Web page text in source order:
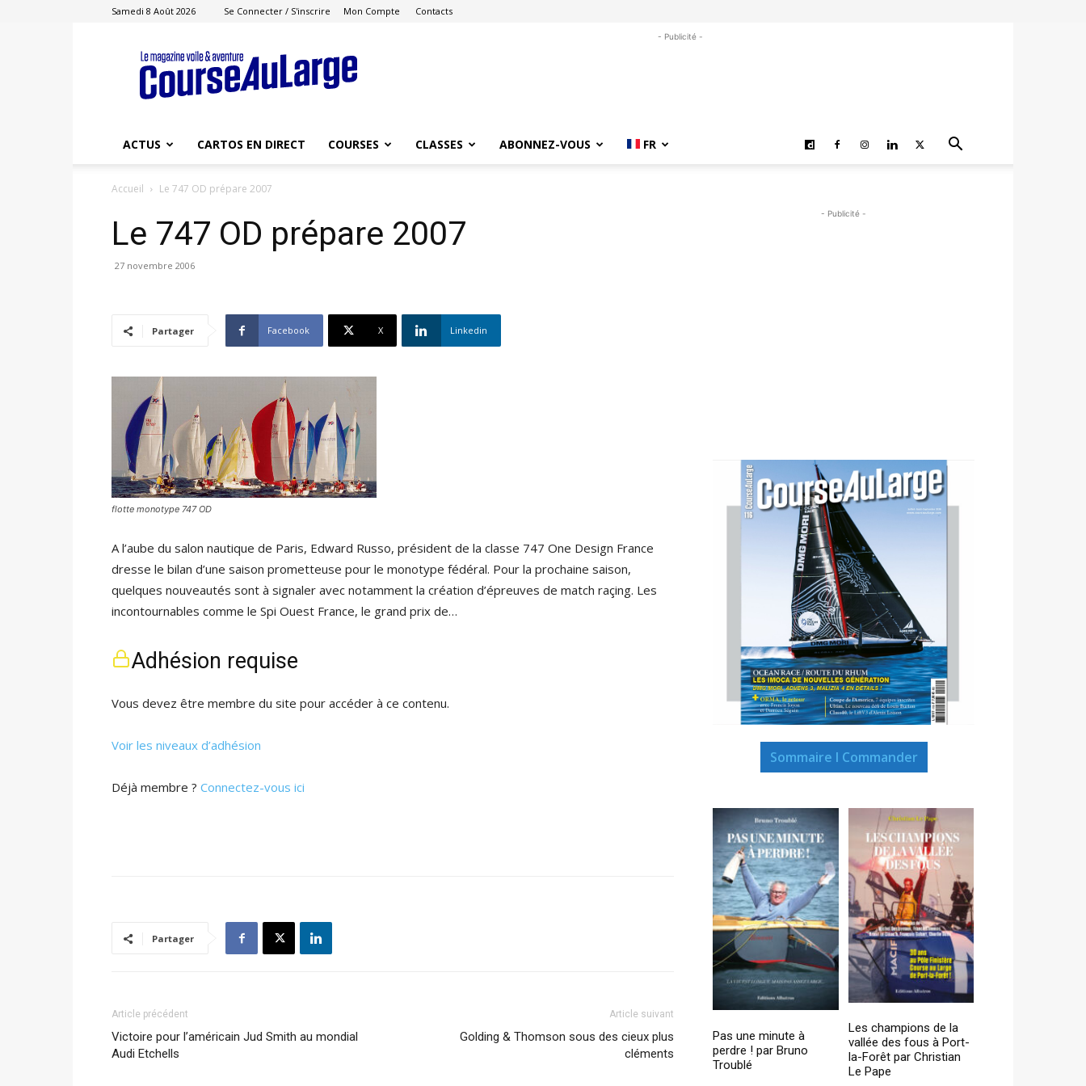
Samedi 8 Août 2026 Se Connecter / S'inscrire Mon Compte Contacts
Course
au
Large
- Publicité -
ACTUS CARTOS EN DIRECT COURSES CLASSES ABONNEZ-VOUS FR
Accueil Le 747 OD prépare 2007
Le 747 OD prépare 2007
27 novembre 2006
Partager Facebook X Linkedin
flotte monotype 747 OD
A l’aube du salon nautique de Paris, Edward Russo, président de la classe 747 One Design France
dresse le bilan d’une saison prometteuse pour le monotype fédéral. Pour la prochaine saison,
quelques nouveautés sont à signaler avec notamment la création d’épreuves de match raçing. Les
incontournables comme le Spi Ouest France, le grand prix de…
Adhésion requise
Vous devez être membre du site pour accéder à ce contenu.
Voir les niveaux d’adhésion
Déjà membre ? Connectez-vous ici
Partager
Article précédent
Victoire pour l’américain Jud Smith au mondial
Audi Etchells
Article suivant
Golding & Thomson sous des cieux plus
cléments
- Publicité -
Sommaire I Commander
Pas une minute à
perdre ! par Bruno
Troublé
Les champions de la
vallée des fous à Port-
la-Forêt par Christian
Le Pape